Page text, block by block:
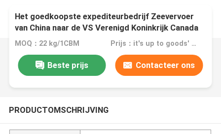
Het goedkoopste expediteurbedrijf Zeevervoer
van China naar de VS Verenigd Koninkrijk Canada
Europa FBA Freight Agents
MOQ：22 kg/1CBM Prijs：it's up to goods' weight
Beste prijs Contacteer ons
PRODUCTOMSCHRIJVING